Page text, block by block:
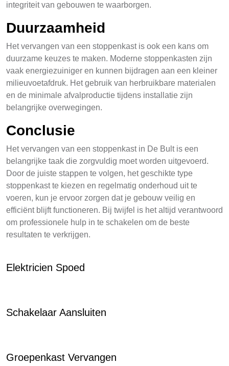
integriteit van gebouwen te waarborgen.
Duurzaamheid
Het vervangen van een stoppenkast is ook een kans om
duurzame keuzes te maken. Moderne stoppenkasten zijn
vaak energiezuiniger en kunnen bijdragen aan een kleiner
milieuvoetafdruk. Het gebruik van herbruikbare materialen
en de minimale afvalproductie tijdens installatie zijn
belangrijke overwegingen.
Conclusie
Het vervangen van een stoppenkast in De Bult is een
belangrijke taak die zorgvuldig moet worden uitgevoerd.
Door de juiste stappen te volgen, het geschikte type
stoppenkast te kiezen en regelmatig onderhoud uit te
voeren, kun je ervoor zorgen dat je gebouw veilig en
efficiënt blijft functioneren. Bij twijfel is het altijd verantwoord
om professionele hulp in te schakelen om de beste
resultaten te verkrijgen.
Elektricien Spoed
Schakelaar Aansluiten
Groepenkast Vervangen